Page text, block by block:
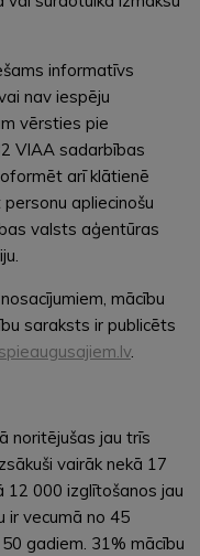
informatīvs
nav iespēju
vērsties pie
VIAA sadarbības
arī klātienē
apliecinošu
valsts aģentūras
mācību
saraksts ir publicēts
.
noritējušas jau trīs
vairāk nekā 17
12 000 izglītošanos jau
ir vecumā no 45
gadiem. 31% mācību